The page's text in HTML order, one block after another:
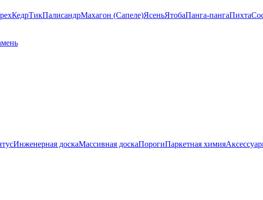
КедрТикПалисандрМахагон (Сапеле)ЯсеньЯтобаПанга-пангаПихта
Инженерная доскаМассивная доскаПорогиПаркетная химия